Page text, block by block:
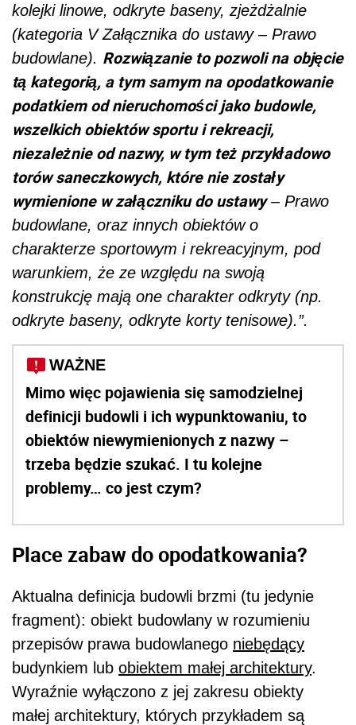
kolejki linowe, odkryte baseny, zjeżdżalnie
(kategoria V Załącznika do ustawy – Prawo
budowlane). Rozwiązanie to pozwoli na objęcie
tą kategorią, a tym samym na opodatkowanie
podatkiem od nieruchomości jako budowle,
wszelkich obiektów sportu i rekreacji,
niezależnie od nazwy, w tym też przykładowo
torów saneczkowych, które nie zostały
wymienione w załączniku do ustawy– Prawo
budowlane, oraz innych obiektów o
charakterze sportowym i rekreacyjnym, pod
warunkiem, że ze względu na swoją
konstrukcję mają one charakter odkryty (np.
odkryte baseny, odkryte korty tenisowe).”.
WAŻNE
Mimo więc pojawienia się samodzielnej
definicji budowli i ich wypunktowaniu, to
obiektów niewymienionych z nazwy –
trzeba będzie szukać. I tu kolejne
problemy… co jest czym?
Place zabaw do opodatkowania?
Aktualna definicja budowli brzmi (tu jedynie
fragment): obiekt budowlany w rozumieniu
przepisów prawa budowlanego niebędący
budynkiem lub obiektem małej architektury.
Wyraźnie wyłączono z jej zakresu obiekty
małej architektury, których przykładem są